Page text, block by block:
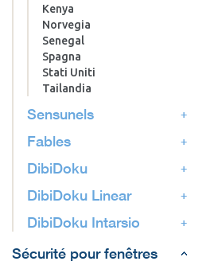
Kenya
Norvegia
Senegal
Spagna
Stati Uniti
Tailandia
Sensunels
Fables
DibiDoku
DibiDoku Linear
DibiDoku Intarsio
Sécurité pour fenêtres